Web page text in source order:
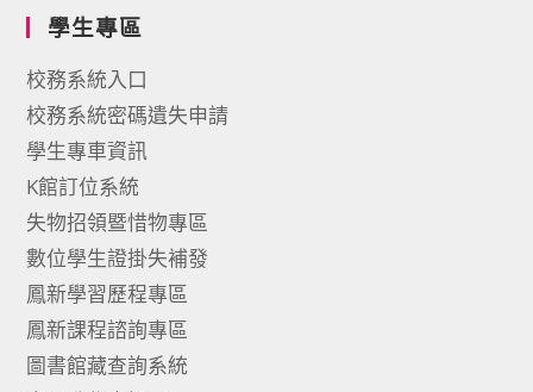
學生專區
校務系統入口
校務系統密碼遺失申請
學生專車資訊
K館訂位系統
失物招領暨惜物專區
數位學生證掛失補發
鳳新學習歷程專區
鳳新課程諮詢專區
圖書館藏查詢系統